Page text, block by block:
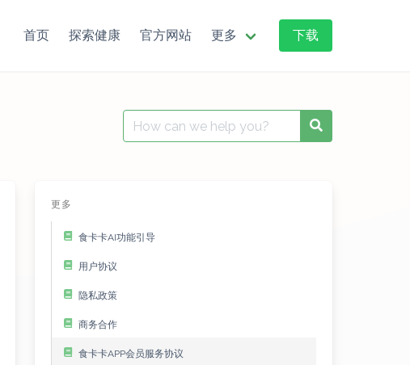
首页 探索健康 官方网站 更多 下载
Search
for:
Search
更多
食卡卡AI功能引导
用户协议
隐私政策
商务合作
食卡卡APP会员服务协议